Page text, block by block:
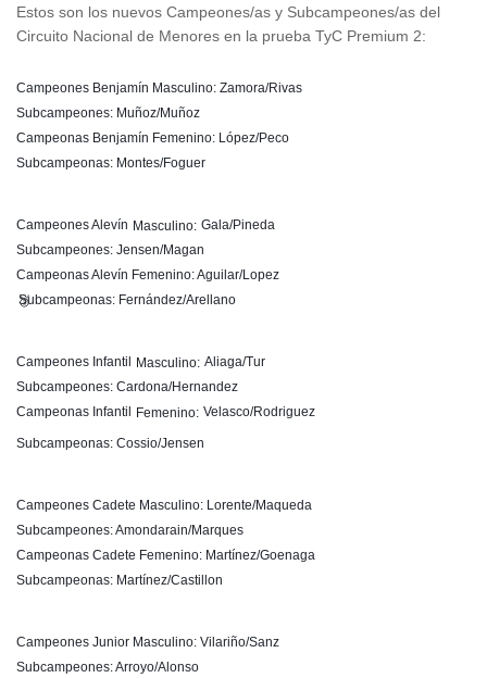
Estos son los nuevos Campeones/as y Subcampeones/as del
Circuito Nacional de Menores en la prueba TyC Premium 2:
Campeones Benjamín Masculino: Zamora/Rivas
Subcampeones: Muñoz/Muñoz
Campeonas Benjamín Femenino: López/Peco
Subcampeonas: Montes/Foguer
Campeones Alevín Masculino: Gala/Pineda
Subcampeones: Jensen/Magan
Campeonas Alevín Femenino: Aguilar/Lopez
🥈
Subcampeonas: Fernández/Arellano
Campeones Infantil Masculino: Aliaga/Tur
Subcampeones: Cardona/Hernandez
Campeonas Infantil
Femenino: Velasco/Rodriguez
Subcampeonas: Cossio/Jensen
Campeones Cadete Masculino: Lorente/Maqueda
Subcampeones: Amondarain/Marques
Campeonas Cadete Femenino: Martínez/Goenaga
Subcampeonas: Martínez/Castillon
Campeones Junior Masculino: Vilariño/Sanz
Subcampeones: Arroyo/Alonso